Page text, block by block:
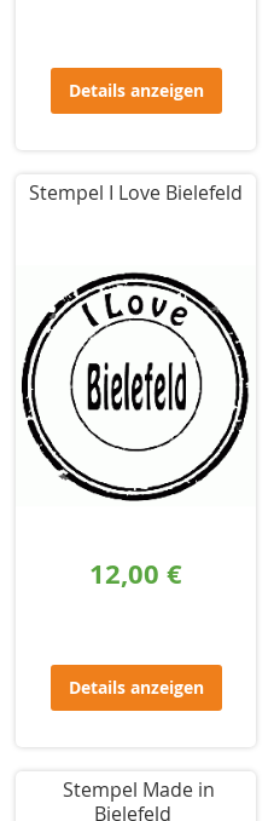
Details anzeigen
Stempel I Love Bielefeld
12,00 €
Details anzeigen
Stempel Made in
Bielefeld